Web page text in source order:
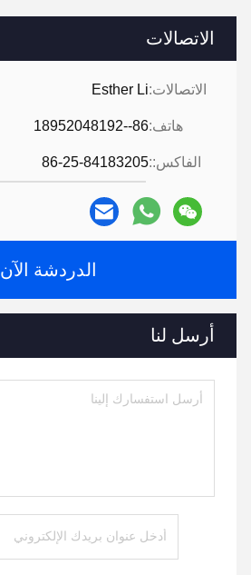
الاتصالات
الاتصالات:Esther Li
هاتف:86--18952048192
الفاكس::86-25-84183205
الدردشة الآن
أرسل لنا